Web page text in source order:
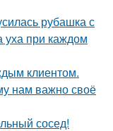
рубашка с
уха при каждом
клиентом.
нам важно своё
сосед!